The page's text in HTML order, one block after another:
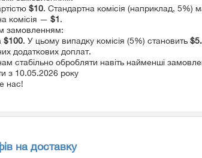
$10. Стандартна комісія (наприклад, 5%)
комісія — $1.
замовленням:
$100. У цьому випадку комісія (5%) становить $5.
додаткових доплат.
стабільно обробляти навіть найменші
з 10.05.2026 року
нас!
на доставку